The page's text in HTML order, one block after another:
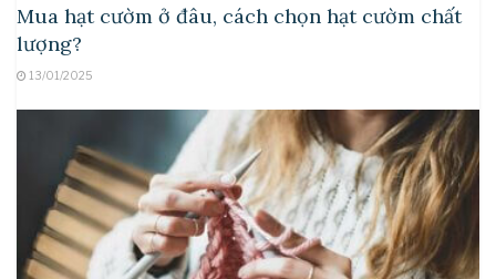
Mua hạt cườm ở đâu, cách chọn hạt cườm chất
lượng?
13/01/2025